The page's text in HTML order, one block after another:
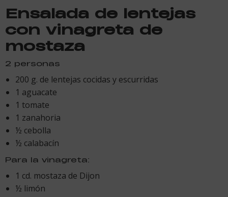
Ensalada de lentejas
con vinagreta de
mostaza
2 personas
200 g. de lentejas cocidas y escurridas
1 aguacate
1 tomate
1 zanahoria
½ cebolla
½ calabacín
Para la vinagreta:
1 cd. mostaza de Dijon
½ limón